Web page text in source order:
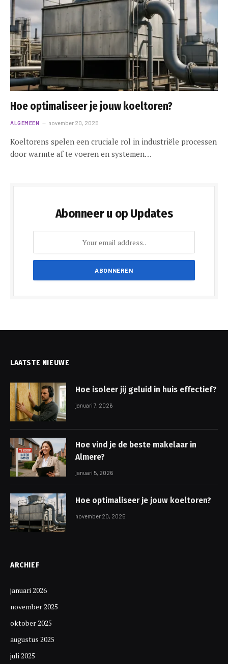
Hoe optimaliseer je jouw koeltoren?
ALGEMEEN november 20, 2025
Koeltorens spelen een cruciale rol in industriële processen
door warmte af te voeren en systemen…
Abonneer u op Updates
LAATSTE NIEUWE
Hoe isoleer jij geluid in huis effectief?
januari 7, 2026
Hoe vind je de beste makelaar in
Almere?
januari 5, 2026
Hoe optimaliseer je jouw koeltoren?
november 20, 2025
ARCHIEF
januari 2026
november 2025
oktober 2025
augustus 2025
juli 2025